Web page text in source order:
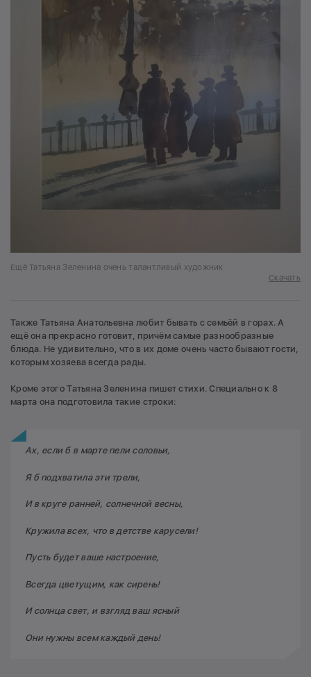
Ещё Татьяна Зеленина очень талантливый художник
Скачать
Также Татьяна Анатольевна любит бывать с семьёй в горах. А
ещё она прекрасно готовит, причём самые разнообразные
блюда. Не удивительно, что в их доме очень часто бывают гости,
которым хозяева всегда рады.
Кроме этого Татьяна Зеленина пишет стихи. Специально к 8
марта она подготовила такие строки:
Ах, если б в марте пели соловьи,
Я б подхватила эти трели,
И в круге ранней, солнечной весны,
Кружила всех, что в детстве карусели!
Пусть будет ваше настроение,
Всегда цветущим, как сирень!
И солнца свет, и взгляд ваш ясный
Они нужны всем каждый день!